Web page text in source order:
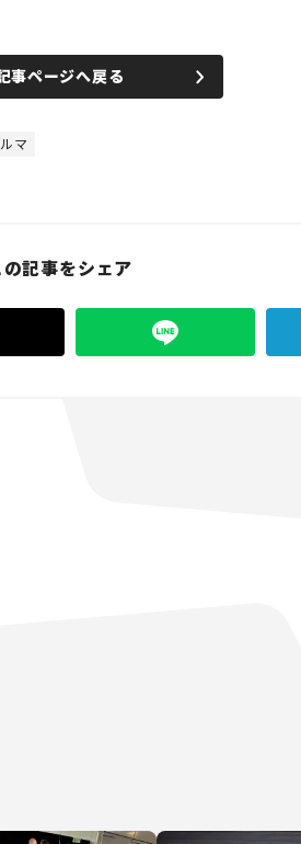
事ページへ戻る
マ
の記事をシェア